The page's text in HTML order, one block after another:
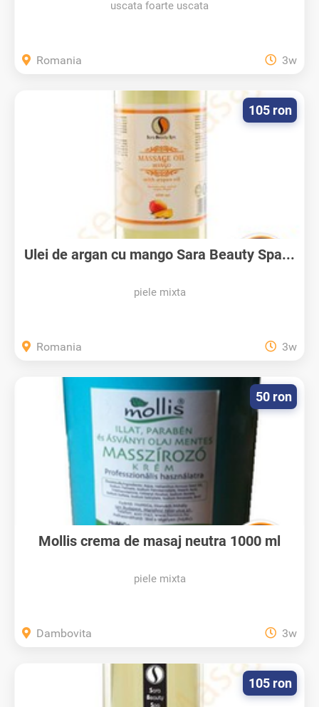
uscata foarte uscata
Romania 3w
Ulei de argan cu mango Sara Beauty Spa...
piele mixta
105 ron
Romania 3w
Mollis crema de masaj neutra 1000 ml
piele mixta
50 ron
Dambovita 3w
105 ron